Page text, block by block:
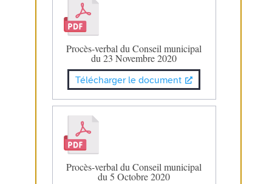
Procès-verbal du Conseil municipal
du 23 Novembre 2020
Télécharger le document
Procès-verbal du Conseil municipal
du 5 Octobre 2020